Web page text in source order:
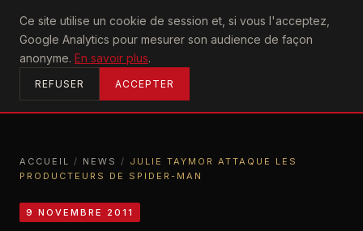
Ce site utilise un cookie de session et, si vous l'acceptez,
Google Analytics pour mesurer son audience de façon
anonyme. En savoir plus.
REFUSER ACCEPTER
U2achtung
ACCUEIL
ACCUEIL / NEWS / JULIE TAYMOR ATTAQUE LES
PRODUCTEURS DE SPIDER-MAN
9 NOVEMBRE 2011